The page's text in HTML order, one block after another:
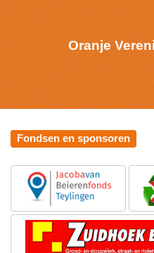
Oranje
Fondsen en sponsoren